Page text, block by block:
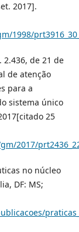
2017].
1998/
2.436, de 21 de
de atenção
para a
sistema único
25
2017/
no núcleo
DF: MS;